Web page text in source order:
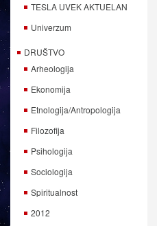
TESLA UVEK AKTUELAN
Univerzum
DRUŠTVO
Arheologija
Ekonomija
Etnologija/Antropologija
Filozofija
Psihologija
Sociologija
Spiritualnost
2012